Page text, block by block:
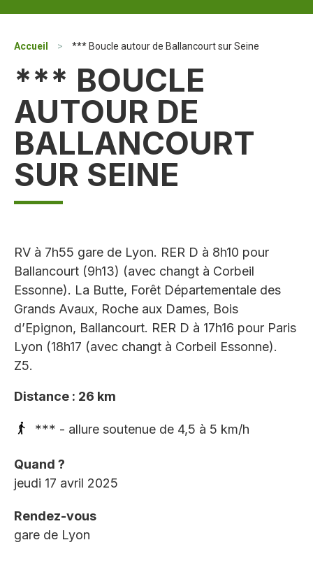
Accueil > *** Boucle autour de Ballancourt sur Seine
*** BOUCLE
AUTOUR DE
BALLANCOURT
SUR SEINE
RV à 7h55 gare de Lyon. RER D à 8h10 pour
Ballancourt (9h13) (avec changt à Corbeil
Essonne). La Butte, Forêt Départementale des
Grands Avaux, Roche aux Dames, Bois
d’Epignon, Ballancourt. RER D à 17h16 pour Paris
Lyon (18h17 (avec changt à Corbeil Essonne).
Z5.
Distance : 26 km
*** - allure soutenue de 4,5 à 5 km/h
Quand ?
jeudi 17 avril 2025
Rendez-vous
gare de Lyon